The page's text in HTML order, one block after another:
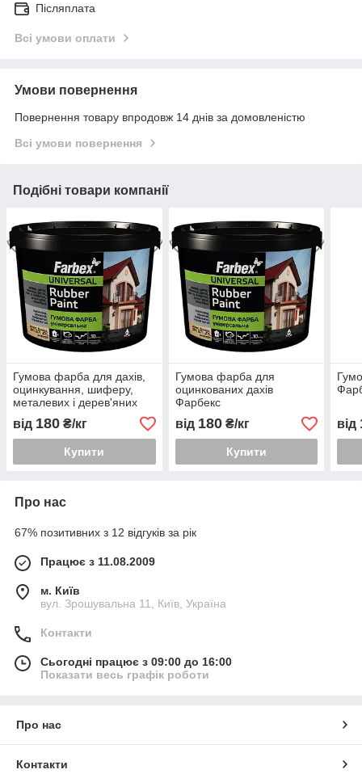
Післяплата
Всі умови оплати
Умови повернення
Повернення товару впродовж 14 днів за домовленістю
Всі умови повернення
Подібні товари компанії
Гумова фарба для дахів,
оцинкування, шиферу,
металевих і дерев'яних
поверхонь Фарбекс
від 180 ₴/кг
Купити
Гумова фарба для
оцинкованих дахів
Фарбекс
від 180₴/кг
Купити
від
Про нас
67% позитивних з 12 відгуків за рік
Працює з 11.08.2009
м. Київ
вул. Зрошувальна 11, Київ, Україна
Контакти
Сьогодні працює з 09:00 до 16:00
Показати весь графік роботи
Про нас
Контакти